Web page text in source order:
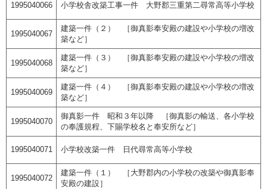
1995040066 小学校舎改築工事一件 大野郡三重第二尋常高等小学校
1995040067
建築一件（２） ［御真影奉安殿の建設や小学校の増改
築など］
1995040068
建築一件（３） ［御真影奉安殿の建設や小学校の増改
築など］
1995040069
建築一件（４） ［御真影奉安殿の建設や小学校の増改
築など］
1995040070
御真影一件 昭和３年以降 ［御真影の輸送、各小学校
の奉護規程、下賜学校名と奉安所など］
1995040071 小学校改築一件 日代尋常高等小学校
1995040072
建築一件（１） ［大野郡内の小学校の改築や御真影奉
安殿の建設］